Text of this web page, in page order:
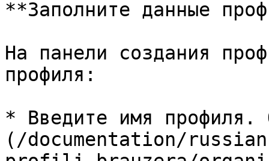
**Заполните данные
На панели создания
профиля:
* Введите имя профиля.
(/documentation/